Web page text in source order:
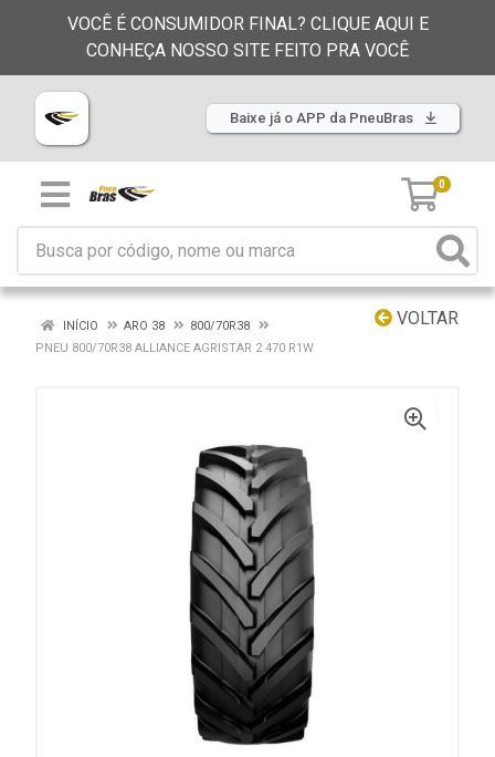
VOCÊ É CONSUMIDOR FINAL? CLIQUE AQUI E
CONHEÇA NOSSO SITE FEITO PRA VOCÊ
Baixe já o APP da PneuBras
0
VOLTAR
INÍCIO ARO 38
800/70R38
PNEU 800/70R38 ALLIANCE AGRISTAR 2 470 R1W